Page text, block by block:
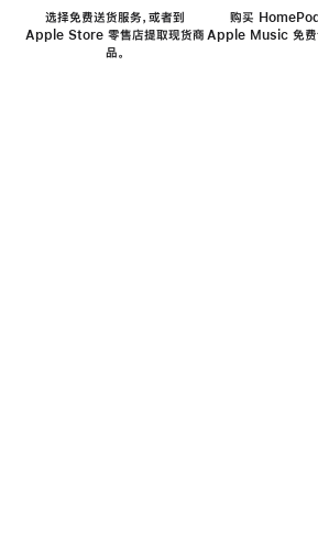
选择免费送货服务，或者到
Apple Store 零售店提取现货商
品。
购买
Apple Music 免费